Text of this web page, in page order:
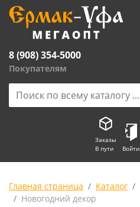
8 (908) 354-5000
Покупателям
Заказы
В пути
Войти
Главная страница Каталог
Новогодний декор